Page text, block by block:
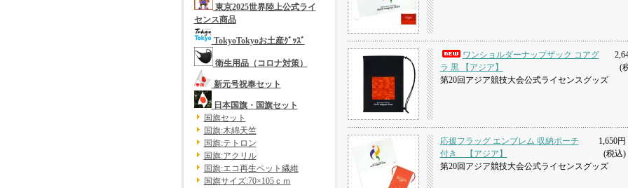
東京2025世界陸上公式ライ
センス商品
TokyoTokyoお土産ｸﾞｯｽﾞ
衛生用品（コロナ対策）
新元号祝奉セット
日本国旗・国旗セット
国旗セット
国旗:木綿天竺
国旗:テトロン
国旗:アクリル
国旗:エコ再生ペット繊維
国旗サイズ:70×105ｃｍ
ワンショルダーナップザック コアグ
ラ 黒 【アジア】
(
第20回アジア競技大会公式ライセンスグッズ
応援フラッグ エンブレム 収納ポーチ
付き 【アジア】
1,650円
(税込)
第20回アジア競技大会公式ライセンスグッズ